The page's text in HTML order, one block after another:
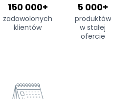
150 000+
zadowolonych
klientów
5 000+
produktów
w stałej
ofercie